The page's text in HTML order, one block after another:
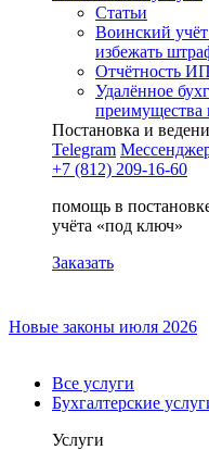
Статьи
Воинский учёт
избежать
Отчётность
Удалённое
преимущества
Постановка и
Telegram
+7 (812) 209-16-60
помощь в
учёта «под ключ»
Заказать
Новые законы июля 2026
Все услуги
Бухгалтерские
Услуги